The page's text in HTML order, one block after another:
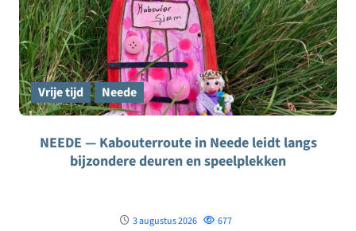
Vrije tijd Neede
NEEDE — Kabouterroute in Neede leidt langs
bijzondere deuren en speelplekken
3 augustus 2026 677